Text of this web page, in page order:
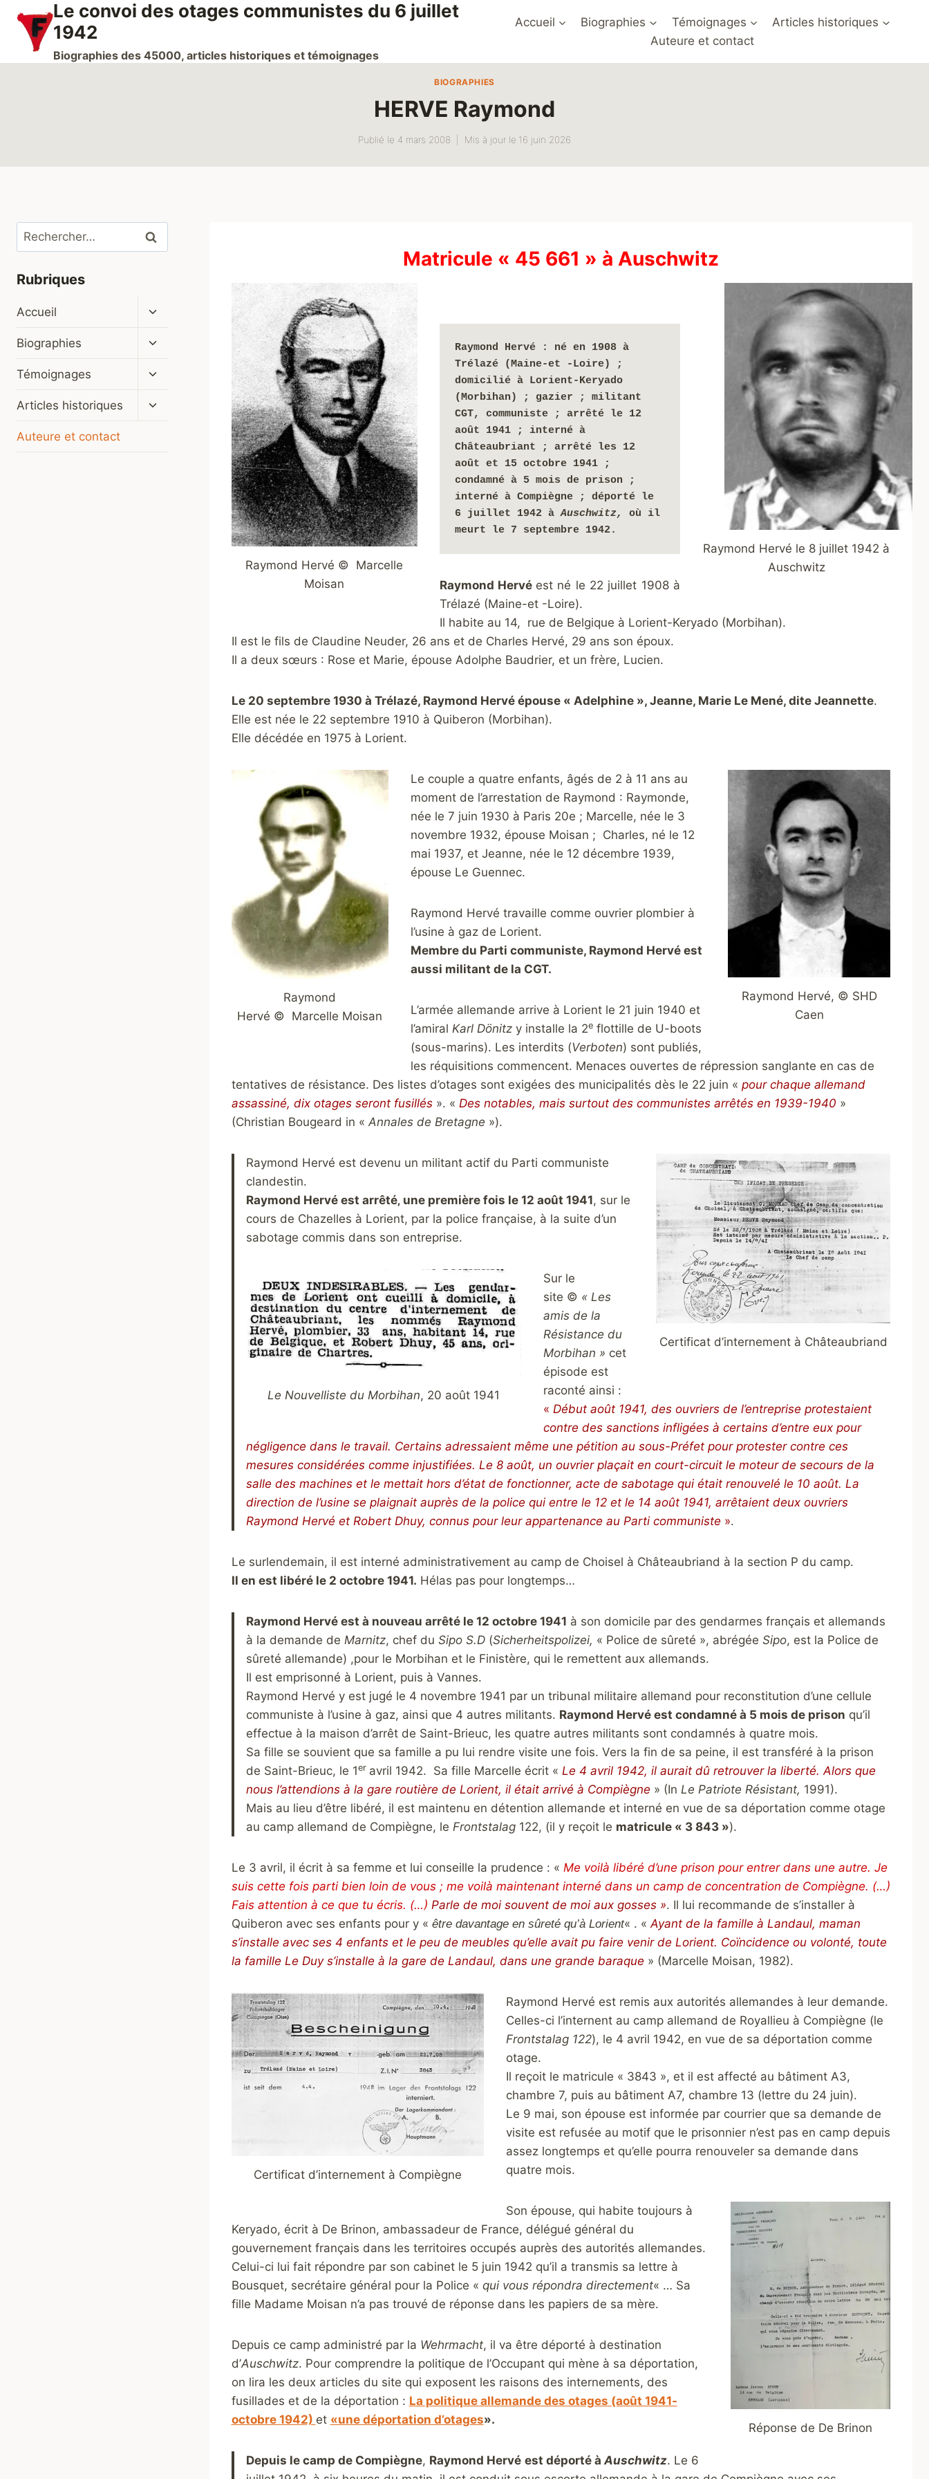
contenu
Le convoi des otages communistes du 6 juillet
1942
Biographies des 45000, articles historiques et témoignages
Accueil Biographies Témoignages
Articles historiques
Auteure et contact
BIOGRAPHIES
HERVE Raymond
Publié le 4 mars 2008 Mis à jour le 16 juin 2026
Matricule « 45 661 » à Auschwitz
Raymond Hervé © Marcelle
Moisan
Raymond Hervé le 8 juillet 1942 à
Auschwitz
Raymond Hervé : né en 1908 à
Trélazé (Maine-et -Loire) ;
domicilié à Lorient-Keryado
(Morbihan) ; gazier ;
militant
CGT, communiste ;
arrêté le 12
août 1941 ; interné à
Châteaubriant ; arrêté les 12
août et 15 octobre 1941 ;
condamné à 5 mois de prison ;
interné à Compiègne ; déporté le
6 juillet 1942 à Auschwitz, où il
meurt le 7 septembre 1942.
Raymond Hervé est né le 22 juillet 1908 à
Trélazé (Maine-et -Loire).
Il habite au 14, rue de Belgique à Lorient-Keryado (Morbihan).
Il est le fils de Claudine Neuder, 26 ans et de Charles Hervé, 29 ans son époux.
Il a deux sœurs : Rose et Marie, épouse Adolphe Baudrier, et un frère, Lucien.
Le 20 septembre 1930 à Trélazé, Raymond Hervé épouse « Adelphine », Jeanne, Marie Le Mené, dite Jeannette.
Elle est née le 22 septembre 1910 à Quiberon (Morbihan).
Elle décédée en 1975 à Lorient.
Raymond
Hervé © Marcelle Moisan
Raymond Hervé, © SHD
Caen
Le couple a quatre enfants, âgés de 2 à 11 ans au
moment de l’arrestation de Raymond : Raymonde,
née le 7 juin 1930 à Paris 20e ; Marcelle, née le 3
novembre 1932, épouse Moisan ; Charles, né le 12
mai 1937, et Jeanne, née le 12 décembre 1939,
épouse Le Guennec.
Raymond Hervé travaille comme ouvrier plombier à
l’usine à gaz de Lorient.
Membre du Parti communiste, Raymond Hervé est
aussi militant de la CGT.
L’armée allemande arrive à Lorient le 21 juin 1940 et
l’amiral Karl Dönitzy installe la 2eflottille de U-boots
(sous-marins). Les interdits (Verboten) sont publiés,
les réquisitions commencent. Menaces ouvertes de répression sanglante en cas de
tentatives de résistance. Des listes d’otages sont exigées des municipalités dès le 22 juin « pour chaque allemand
assassiné, dix otages seront fusillés». « Des notables, mais surtout des communistes arrêtés en 1939-1940 »
(Christian Bougeard in « Annales de Bretagne »).
Certificat d’internement à Châteaubriand
Raymond Hervé est devenu un militant actif du Parti communiste
clandestin.
Raymond Hervé est arrêté‚ une première fois le 12 août 1941, sur le
cours de Chazelles à Lorient, par la police française, à la suite d’un
sabotage commis dans son entreprise.
Le Nouvelliste du Morbihan, 20 août 1941
Sur le
site © « Les
amis de la
Résistance du
Morbihan » cet
épisode est
raconté ainsi :
« Début août 1941, des ouvriers de l’entreprise protestaient
contre des sanctions infligées à certains d’entre eux pour
négligence dans le travail. Certains adressaient même une pétition au sous-Préfet pour protester contre ces
mesures considérées comme injustifiées. Le 8 août, un ouvrier plaçait en court-circuit le moteur de secours de la
salle des machines et le mettait hors d’état de fonctionner, acte de sabotage qui était renouvelé le 10 août. La
direction de l’usine se plaignait auprès de la police qui entre le 12 et le 14 août 1941, arrêtaient deux ouvriers
Raymond Hervé et Robert Dhuy, connus pour leur appartenance au Parti communiste ».
Le surlendemain, il est interné administrativement au camp de Choisel à Châteaubriand à la section P du camp.
Il en est libéré le 2 octobre 1941. Hélas pas pour longtemps…
Raymond Hervé est à nouveau arrêté le 12 octobre 1941 à son domicile par des gendarmes français et allemands
à la demande de Marnitz, chef du Sipo S.D(Sicherheitspolizei, « Police de sûreté », abrégée Sipo, est la Police de
sûreté allemande) ,pour le Morbihan et le Finistère, qui le remettent aux allemands.
Il est emprisonné à Lorient, puis à Vannes.
Raymond Hervé y est jugé le 4 novembre 1941 par un tribunal militaire allemand pour reconstitution d’une cellule
communiste à l’usine à gaz, ainsi que 4 autres militants. Raymond Hervé est condamné à 5 mois de prison qu’il
effectue à la maison d’arrêt de Saint-Brieuc, les quatre autres militants sont condamnés à quatre mois.
Sa fille se souvient que sa famille a pu lui rendre visite une fois. Vers la fin de sa peine, il est transféré à la prison
de Saint-Brieuc, le 1er avril 1942. Sa fille Marcelle écrit « Le 4 avril 1942, il aurait dû retrouver la liberté. Alors que
nous l’attendions à la gare routière de Lorient, il était arrivé à Compiègne » (In Le Patriote Résistant, 1991).
Mais au lieu d’être libéré, il est maintenu en détention allemande et interné en vue de sa déportation comme otage
au camp allemand de Compiègne, le Frontstalag122, (il y reçoit le matricule « 3 843 »).
Le 3 avril, il écrit à sa femme et lui conseille la prudence : « Me voilà libéré d’une prison pour entrer dans une autre. Je
suis cette fois parti bien loin de vous ; me voilà maintenant interné dans un camp de concentration de Compiègne. (…)
Fais attention à ce que tu écris. (…) Parle de moi souvent de moi aux gosses ». Il lui recommande de s’installer à
Quiberon avec ses enfants pour y « être davantage en sûreté qu’à Lorient« . «Ayant de la famille à Landaul, maman
s’installe avec ses 4 enfants et le peu de meubles qu’elle avait pu faire venir de Lorient. Coïncidence ou volonté, toute
la famille Le Duy s’installe à la gare de Landaul, dans une grande baraque » (Marcelle Moisan, 1982).
Certificat d’internement à Compiègne
Raymond Hervé est remis aux autorités allemandes à leur demande.
Celles-ci l’internent au camp allemand de Royallieu à Compiègne (le
Frontstalag 122), le 4 avril 1942, en vue de sa déportation comme
otage.
Il reçoit le matricule « 3843 », et il est affecté au bâtiment A3,
chambre 7, puis au bâtiment A7, chambre 13 (lettre du 24 juin).
Le 9 mai, son épouse est informée par courrier que sa demande de
visite est refusée au motif que le prisonnier n’est pas en camp depuis
assez longtemps et qu’elle pourra renouveler sa demande dans
quatre mois.
Réponse de De Brinon
Son épouse, qui habite toujours à
Keryado, écrit à De Brinon, ambassadeur de France, délégué général du
gouvernement français dans les territoires occupés auprès des autorités allemandes.
Celui-ci lui fait répondre par son cabinet le 5 juin 1942 qu’il a transmis sa lettre à
Bousquet, secrétaire général pour la Police « qui vous répondra directement« … Sa
fille Madame Moisan n’a pas trouvé de réponse dans les papiers de sa mère.
Depuis ce camp administré par la Wehrmacht, il va être déporté à destination
d’Auschwitz. Pour comprendre la politique de l’Occupant qui mène à sa déportation,
on lira les deux articles du site qui exposent les raisons des internements, des
fusillades et de la déportation : La politique allemande des otages (août 1941-
octobre 1942) et «une déportation d’otages».
Depuis le camp de Compiègne, Raymond Hervé est déporté àAuschwitz. Le 6
Rechercher :
Rubriques
Accueil
Ouvrir/fermer
menu
Biographies
Ouvrir/fermer
menu
Témoignages
Ouvrir/fermer
menu
Articles historiques
Ouvrir/fermer
Auteure et contact